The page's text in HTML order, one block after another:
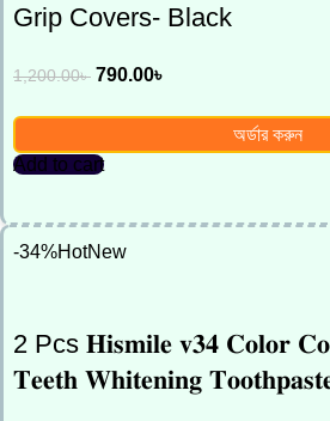
Grip Covers- Black
1,200.00৳ 790.00৳
Add to cart
অর্ডার করুন
-34%HotNew
2 Pcs 𝐇𝐢𝐬𝐦𝐢𝐥𝐞 𝐯𝟑𝟒 𝐂𝐨𝐥𝐨𝐫
𝐓𝐞𝐞𝐭𝐡 𝐖𝐡𝐢𝐭𝐞𝐧𝐢𝐧𝐠